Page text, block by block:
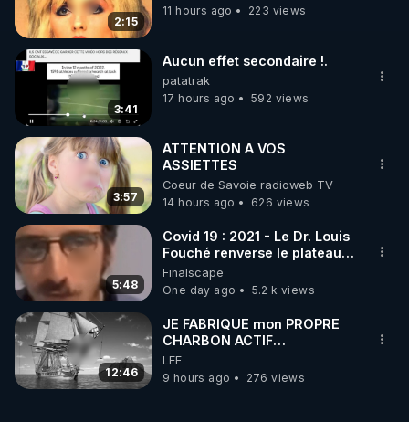
2:15
11 hours ago 223 views
3:41
Aucun effet secondaire !.
patatrak
17 hours ago
592 views
3:57
ATTENTION A VOS
ASSIETTES
Coeur de Savoie radioweb TV
14 hours ago
626 views
5:48
Covid 19 : 2021 - Le Dr. Louis
Fouché renverse le plateau
de CNews !
Finalscape
One day ago
5.2 k views
12:46
JE FABRIQUE mon PROPRE
CHARBON ACTIF
GRATUITEMENT pour
Purifier mon EAU
LEF
9 hours ago
276 views